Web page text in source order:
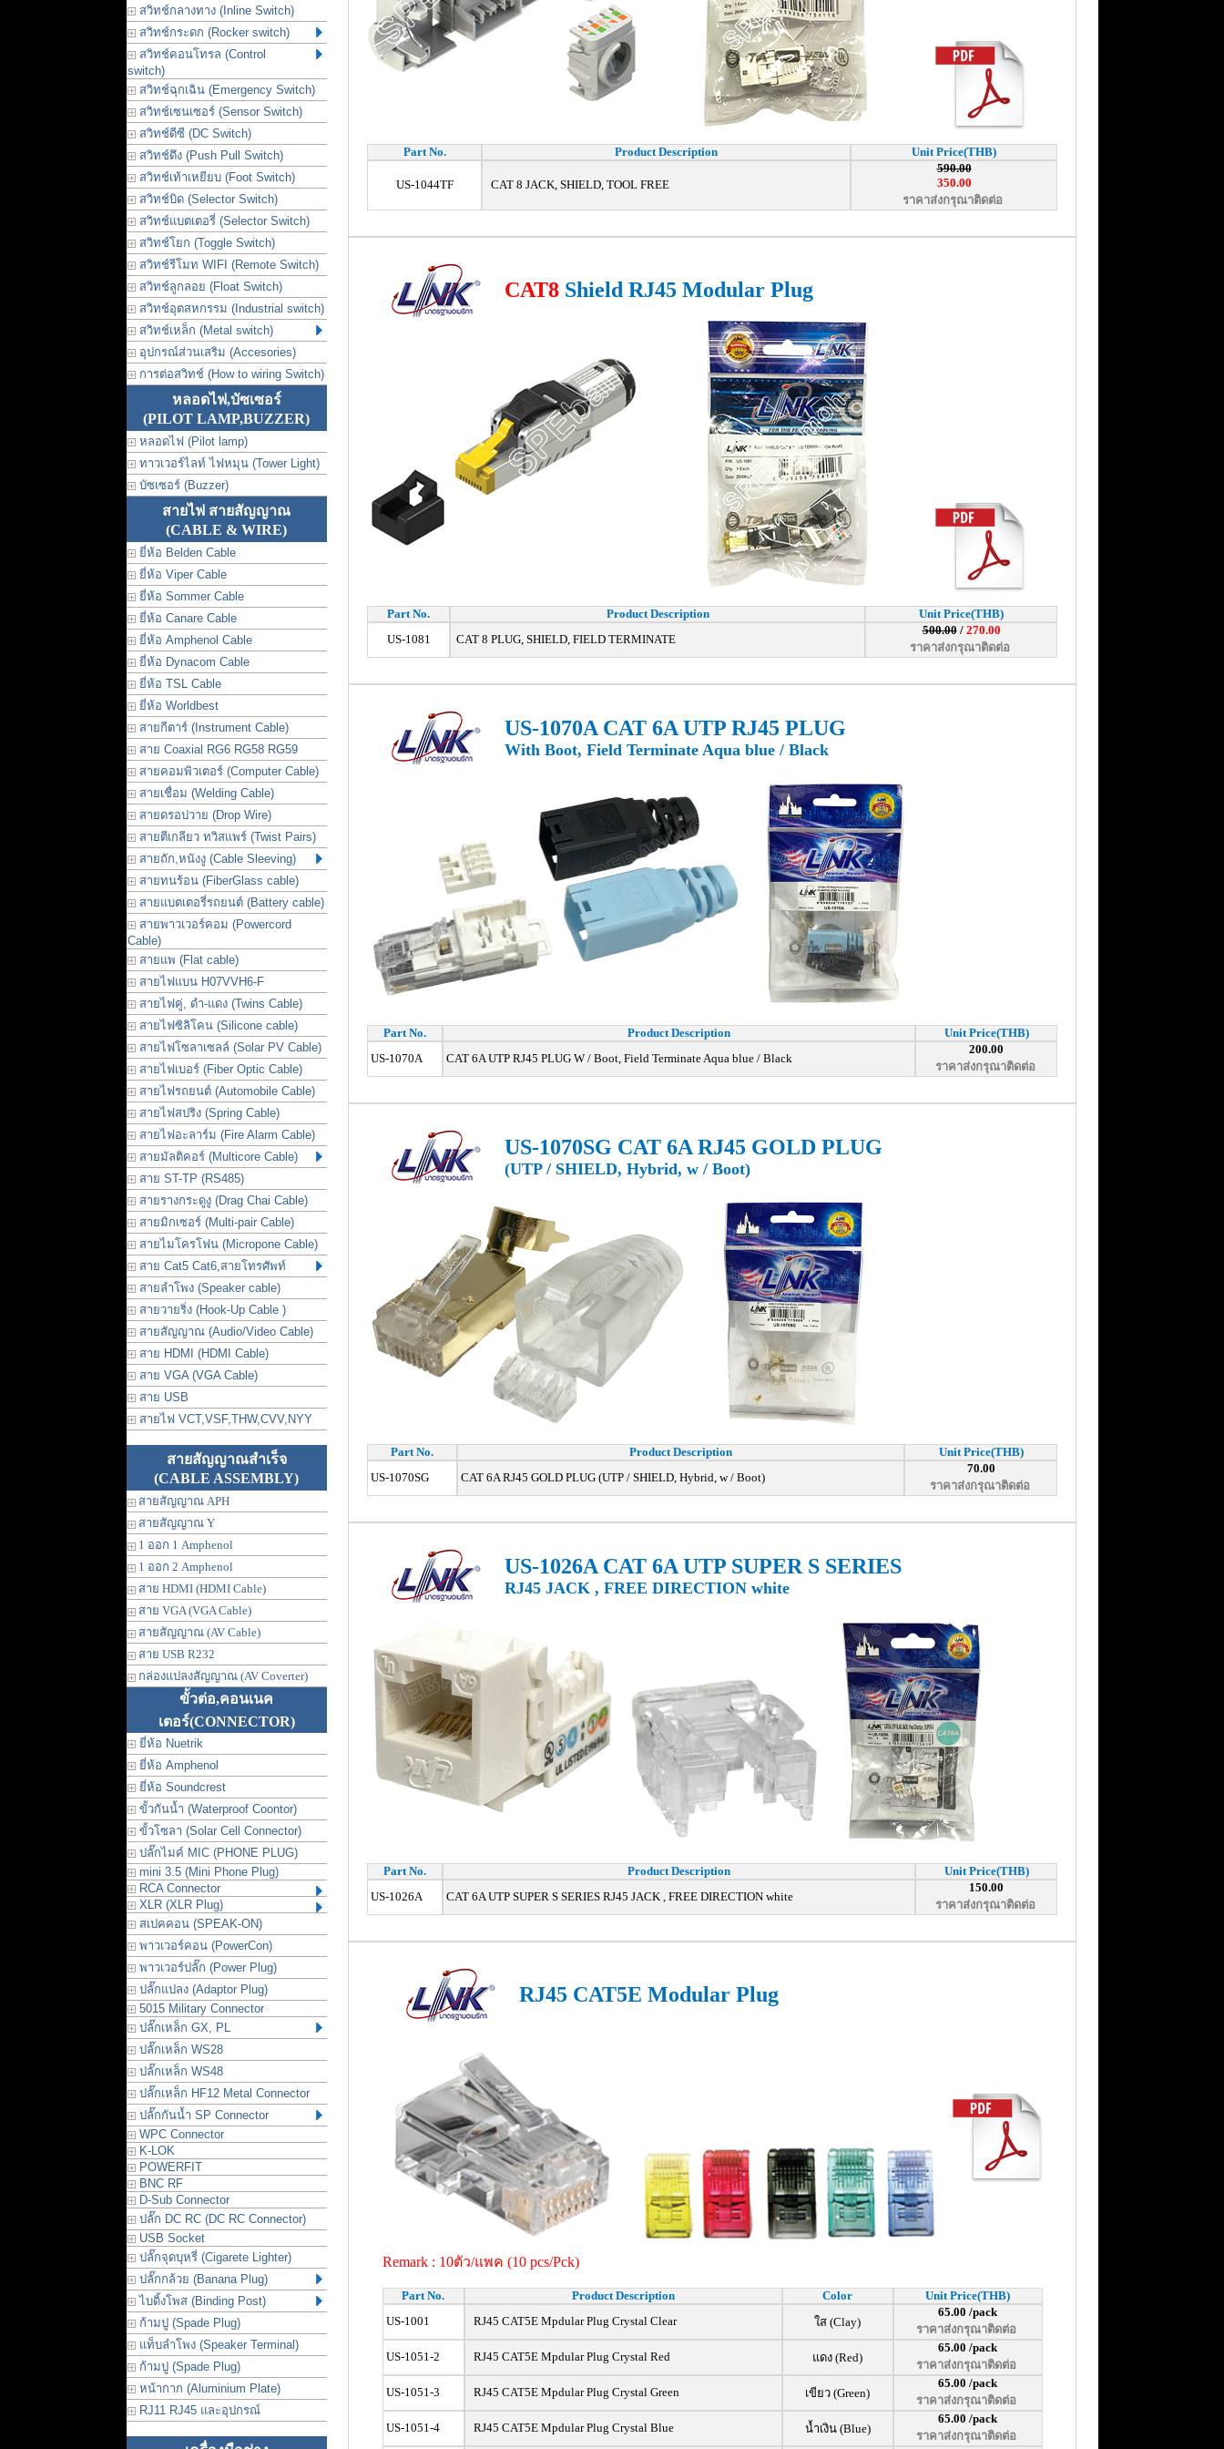
สวิทช์กลางทาง (Inline Switch)
สวิทช์กระดก (Rocker switch)
สวิทช์คอนโทรล (Control
switch)
สวิทช์ฉุกเฉิน (Emergency Switch)
สวิทช์เซนเซอร์ (Sensor Switch)
สวิทช์ดีซี (DC Switch)
สวิทช์ดึง (Push Pull Switch)
สวิทช์เท้าเหยียบ (Foot Switch)
สวิทช์บิด (Selector Switch)
สวิทช์แบตเตอรี่ (Selector Switch)
สวิทช์โยก (Toggle Switch)
สวิทช์รีโมท WIFI (Remote Switch)
สวิทช์ลูกลอย (Float Switch)
สวิทช์อุตสหกรรม (Industrial switch)
สวิทช์เหล็ก (Metal switch)
อุปกรณ์ส่วนเสริม (Accesories)
การต่อสวิทช์ (How to wiring Switch)
หลอดไฟ,บัซเซอร์
(PILOT LAMP,BUZZER)
หลอดไฟ (Pilot lamp)
ทาวเวอร์ไลท์ ไฟหมุน (Tower Light)
บัซเซอร์ (Buzzer)
สายไฟ สายสัญญาณ
(CABLE & WIRE)
ยี่ห้อ Belden Cable
ยี่ห้อ Viper Cable
ยี่ห้อ Sommer Cable
ยี่ห้อ Canare Cable
ยี่ห้อ Amphenol Cable
ยี่ห้อ Dynacom Cable
ยี่ห้อ TSL Cable
ยี่ห้อ Worldbest
สายกีตาร์ (Instrument Cable)
สาย Coaxial RG6 RG58 RG59
สายคอมพิวเตอร์ (Computer Cable)
สายเชื่อม (Welding Cable)
สายดรอปวาย (Drop Wire)
สายตีเกลียว ทวิสแพร์ (Twist Pairs)
สายถัก,หนังงู (Cable Sleeving)
สายทนร้อน (FiberGlass cable)
สายแบตเตอรี่รถยนต์ (Battery cable)
สายพาวเวอร์คอม (Powercord
Cable)
สายแพ (Flat cable)
สายไฟแบน H07VVH6-F
สายไฟคู่, ดำ-แดง (Twins Cable)
สายไฟซิลิโคน (Silicone cable)
สายไฟโซลาเซลล์ (Solar PV Cable)
สายไฟเบอร์ (Fiber Optic Cable)
สายไฟรถยนต์ (Automobile Cable)
สายไฟสปริง (Spring Cable)
สายไฟอะลาร์ม (Fire Alarm Cable)
สายมัลติคอร์ (Multicore Cable)
สาย ST-TP (RS485)
สายรางกระดูงู (Drag Chai Cable)
สายมิกเซอร์ (Multi-pair Cable)
สายไมโครโฟน (Micropone Cable)
สาย Cat5 Cat6,สายโทรศัพท์
สายลำโพง (Speaker cable)
สายวายริ่ง (Hook-Up Cable )
สายสัญญาณ (Audio/Video Cable)
สาย HDMI (HDMI Cable)
สาย VGA (VGA Cable)
สาย USB
สายไฟ VCT,VSF,THW,CVV,NYY
สายสัญญาณสำเร็จ
(CABLE ASSEMBLY)
สายสัญญาณ APH
สายสัญญาณ Y
1 ออก 1 Amphenol
1 ออก 2 Amphenol
สาย HDMI (HDMI Cable)
สาย VGA (VGA Cable)
สายสัญญาณ (AV Cable)
สาย USB R232
กล่องแปลงสัญญาณ (AV Coverter)
ขั้วต่อ,คอนเนค
เตอร์(CONNECTOR)
ยี่ห้อ Nuetrik
ยี่ห้อ Amphenol
ยี่ห้อ Soundcrest
ขั้วกันน้ำ (Waterproof Coontor)
ขั้วโซลา (Solar Cell Connector)
ปลั๊กไมค์ MIC (PHONE PLUG)
mini 3.5 (Mini Phone Plug)
RCA Connector
XLR (XLR Plug)
สเปคคอน (SPEAK-ON)
พาวเวอร์คอน (PowerCon)
พาวเวอร์ปลั๊ก (Power Plug)
ปลั๊กแปลง (Adaptor Plug)
5015 Military Connector
ปลั๊กเหล็ก GX, PL
ปลั๊กเหล็ก WS28
ปลั๊กเหล็ก WS48
ปลั๊กเหล็ก HF12 Metal Connector
ปลั๊กกันน้ำ SP Connector
WPC Connector
K-LOK
POWERFIT
BNC RF
D-Sub Connector
ปลั๊ก DC RC (DC RC Connector)
USB Socket
ปลั๊กจุดบุหรี่ (Cigarete Lighter)
ปลั๊กกล้วย (Banana Plug)
ไบดิ้งโพส (Binding Post)
ก้ามปู (Spade Plug)
แท็บลำโพง (Speaker Terminal)
ก้ามปู (Spade Plug)
หน้ากาก (Aluminium Plate)
RJ11 RJ45 และอุปกรณ์
Part No. Product Description Unit Price(THB)
US-1044TF CAT 8 JACK, SHIELD, TOOL FREE
590.00
350.00
ราคาส่งกรุณาติดต่อ
CAT8 Shield RJ45 Modular Plug
Part No. Product Description
Unit Price(THB)
US-1081
CAT 8 PLUG, SHIELD, FIELD TERMINATE
500.00/ 270.00
ราคาส่งกรุณาติดต่อ
US-1070A CAT 6A UTP RJ45 PLUG
With Boot, Field Terminate Aqua blue / Black
Part No. Product Description
Unit Price(THB)
US-1070A
CAT 6A UTP RJ45 PLUG W / Boot, Field Terminate Aqua blue / Black
200.00
ราคาส่งกรุณาติดต่อ
US-1070SG CAT 6A RJ45 GOLD PLUG
(UTP / SHIELD, Hybrid, w / Boot)
Part No. Product Description
Unit Price(THB)
US-1070SG
CAT 6A RJ45 GOLD PLUG (UTP / SHIELD, Hybrid, w / Boot)
70.00
ราคาส่งกรุณาติดต่อ
US-1026A CAT 6A UTP SUPER S SERIES
RJ45 JACK , FREE DIRECTION white
Part No. Product Description
Unit Price(THB)
US-1026A
CAT 6A UTP SUPER S SERIES RJ45 JACK , FREE DIRECTION white
150.00
ราคาส่งกรุณาติดต่อ
RJ45 CAT5E Modular Plug
Remark : 10ตัว/แพค (10 pcs/Pck)
Part No. Product Description Color
Unit Price(THB)
US-1001
RJ45 CAT5E Mpdular Plug Crystal Clear ใส (Clay)
65.00 /pack
ราคาส่งกรุณาติดต่อ
US-1051-2
RJ45 CAT5E Mpdular Plug Crystal Red แดง (Red)
65.00 /pack
ราคาส่งกรุณาติดต่อ
US-1051-3
RJ45 CAT5E Mpdular Plug Crystal Green เขียว (Green)
65.00 /pack
ราคาส่งกรุณาติดต่อ
US-1051-4
RJ45 CAT5E Mpdular Plug Crystal Blue น้ำเงิน (Blue)
65.00 /pack
ราคาส่งกรุณาติดต่อ